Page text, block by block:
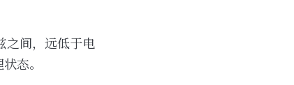
之间，远低于电
态。